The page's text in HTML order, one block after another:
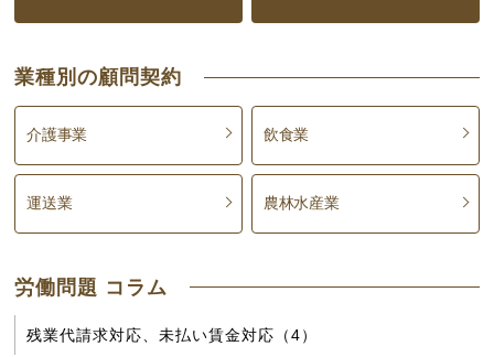
業種別の顧問契約
介護事業 飲食業
運送業 農林水産業
労働問題 コラム
残業代請求対応、未払い賃金対応（4）